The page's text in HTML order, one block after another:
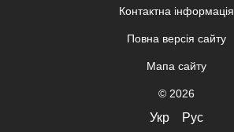
Контактна інформація
Повна версія сайту
Мапа сайту
© 2026
Укр Рус